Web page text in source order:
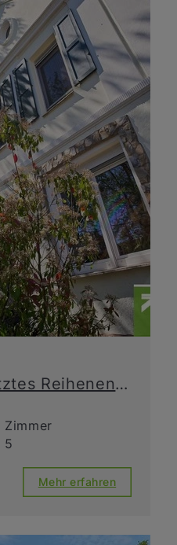
Denkmalgeschütztes Reihenendhaus mit Charme, Garten und Top-Zustand
Zimmer
5
Mehr erfahren